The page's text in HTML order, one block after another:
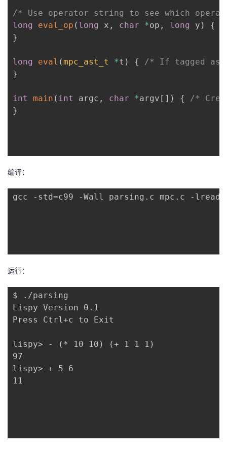
/* Use operator string to see which
long
eval_op ( long x , char *op , long y ) {
}
long eval (mpc_ast_t *t ) {
/* If tagged as
}
int main ( int argc , char *argv [ ] ) {
/*
}
编译：
gcc -std=c99 -Wall parsing.c mpc.c -
运行：
$ ./parsing
Lispy Version 0.1
Press Ctrl+c to Exit
lispy> - (* 10 10) (+ 1 1 1)
97
lispy> + 5 6
11